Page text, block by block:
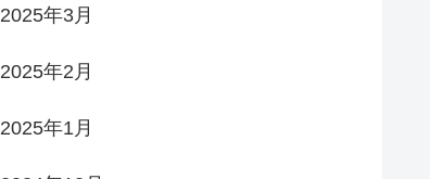
2025年3月
2025年2月
2025年1月